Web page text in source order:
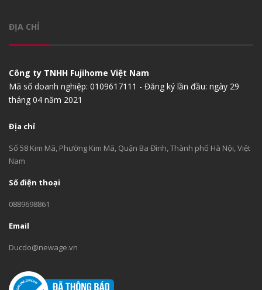
ĐỊA CHỈ
Công ty TNHH Fujihome Việt Nam
Mã số doanh nghiệp: 0109617111 - Đăng ký lần đầu: ngày 29
tháng 04 năm 2021
Địa chỉ
Số 58 Kim Mã, Phường Kim Mã, Quận Ba Đình, Thành phố Hà Nội, Việt
Nam
Số điện thoại
0889698861
Email
Ducdo@newage.vn